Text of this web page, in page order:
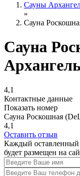
Сауны
»
Сауна
Сауна
4,1
Контактные данные
Показать номер
Сауна Роскошная
4,1
Оставить отзыв
Каждый оставленный
будет размещен на